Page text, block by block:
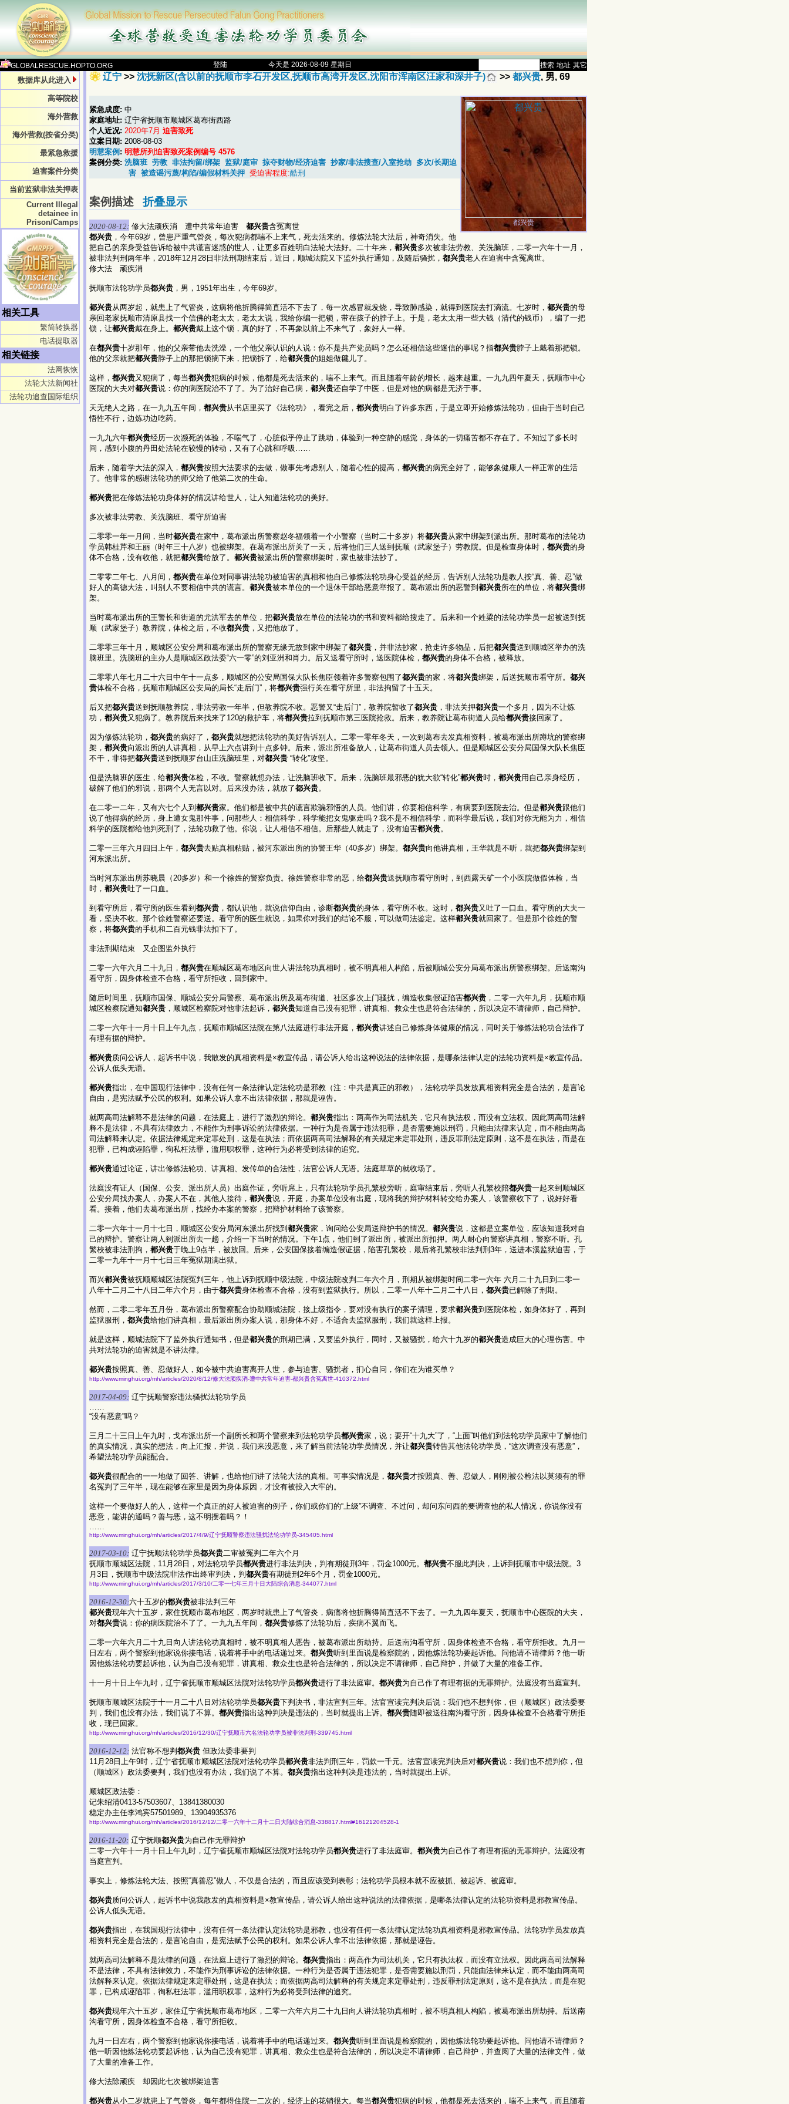
GLOBALRESCUE.HOPTO.ORG 登陆 今天是 2026-08-09 星期日 搜索 地址 其它
数据库从此进入
高等院校
海外营救
海外营救(按省分类)
最紧急救援
迫害案件分类
当前监狱非法关押表
Current Illegal
detainee in
Prison/Camps
相关工具
繁简转换器
电话提取器
相关链接
法网恢恢
法轮大法新闻社
法轮功追查国际组织
辽宁 >> 沈抚新区(含以前的抚顺市李石开发区,抚顺市高湾开发区,沈阳市浑南区汪家和深井子) >> 都兴贵, 男, 69
都兴贵
紧急成度: 中
家庭地址: 辽宁省抚顺市顺城区葛布街西路
个人近况: 2020年7月 迫害致死
立案日期: 2008-08-03
明慧案例 : 明慧所列迫害致死案例编号 4576
案例分类: 洗脑班 劳教 非法拘留/绑架 监狱/庭审 掠夺财物/经济迫害 抄家/非法搜查/入室抢劫 多次/长期迫
害 被造谣污蔑/构陷/编假材料关押 受迫害程度:酷刑
案例描述 折叠显示
2020-08-12: 修大法顽疾消 遭中共常年迫害 都兴贵含冤离世
都兴贵 ，今年69岁，曾患严重气管炎，每次犯病都喘不上来气，死去活来的。修炼法轮大法后，神奇消失。他
把自己的亲身受益告诉给被中共谎言迷惑的世人，让更多百姓明白法轮大法好。二十年来， 都兴贵多次被非法劳教、关洗脑班，二零一六年十一月，
被非法判刑两年半，2018年12月28日非法刑期结束后，近日，顺城法院又下监外执行通知，及随后骚扰， 都兴贵老人在迫害中含冤离世。
修大法 顽疾消
抚顺市法轮功学员都兴贵 ，男，1951年出生，今年69岁。
都兴贵从两岁起，就患上了气管炎，这病将他折腾得简直活不下去了，每一次感冒就发烧，导致肺感染，就得到医院去打滴流。七岁时， 都兴贵的母
亲回老家抚顺市清原县找一个信佛的老太太，老太太说，我给你编一把锁，带在孩子的脖子上。于是，老太太用一些大钱（清代的钱币），编了一把
锁，让都兴贵戴在身上。 都兴贵戴上这个锁，真的好了，不再象以前上不来气了，象好人一样。
在都兴贵十岁那年，他的父亲带他去洗澡，一个他父亲认识的人说：你不是共产党员吗？怎么还相信这些迷信的事呢？指都兴贵脖子上戴着那把锁。
他的父亲就把都兴贵脖子上的那把锁摘下来，把锁拆了，给都兴贵的姐姐做毽儿了。
这样， 都兴贵又犯病了，每当都兴贵犯病的时候，他都是死去活来的，喘不上来气。而且随着年龄的增长，越来越重。一九九四年夏天，抚顺市中心
医院的大夫对都兴贵说：你的病医院治不了了。为了治好自己病， 都兴贵还自学了中医，但是对他的病都是无济于事。
天无绝人之路，在一九九五年间， 都兴贵从书店里买了《法轮功》，看完之后， 都兴贵明白了许多东西，于是立即开始修炼法轮功，但由于当时自己
悟性不行，边炼功边吃药。
一九九六年都兴贵经历一次濒死的体验，不喘气了，心脏似乎停止了跳动，体验到一种空静的感觉，身体的一切痛苦都不存在了。不知过了多长时
间，感到小腹的丹田处法轮在较慢的转动，又有了心跳和呼吸……
后来，随着学大法的深入， 都兴贵按照大法要求的去做，做事先考虑别人，随着心性的提高， 都兴贵的病完全好了，能够象健康人一样正常的生活
了。他非常的感谢法轮功的师父给了他第二次的生命。
都兴贵把在修炼法轮功身体好的情况讲给世人，让人知道法轮功的美好。
多次被非法劳教、关洗脑班、看守所迫害
二零零一年一月间，当时都兴贵在家中，葛布派出所警察赵冬福领着一个小警察（当时二十多岁）将都兴贵从家中绑架到派出所。那时葛布的法轮功
学员韩桂芹和王丽（时年三十八岁）也被绑架。在葛布派出所关了一天，后将他们三人送到抚顺（武家堡子）劳教院。但是检查身体时， 都兴贵的身
体不合格，没有收他，就把都兴贵给放了。 都兴贵被派出所的警察绑架时，家也被非法抄了。
二零零二年七、八月间， 都兴贵在单位对同事讲法轮功被迫害的真相和他自己修炼法轮功身心受益的经历，告诉别人法轮功是教人按“真、善、忍”做
好人的高德大法，叫别人不要相信中共的谎言。 都兴贵被本单位的一个退休干部给恶意举报了。葛布派出所的恶警到都兴贵所在的单位，将都兴贵绑
架。
当时葛布派出所的王警长和街道的尤洪军去的单位，把都兴贵放在单位的法轮功的书和资料都给搜走了。后来和一个姓梁的法轮功学员一起被送到抚
顺（武家堡子）教养院，体检之后，不收都兴贵 ，又把他放了。
二零零三年十月，顺城区公安分局和葛布派出所的警察无缘无故到家中绑架了都兴贵 ，并非法抄家，抢走许多物品，后把都兴贵送到顺城区举办的洗
脑班里。洗脑班的主办人是顺城区政法委“六一零”的刘亚洲和肖力。后又送看守所时，送医院体检， 都兴贵的身体不合格，被释放。
二零零八年七月二十六日中午十一点多，顺城区的公安局国保大队长焦臣领着许多警察包围了都兴贵的家，将都兴贵绑架，后送抚顺市看守所。 都兴
贵体检不合格，抚顺市顺城区公安局的局长“走后门”，将都兴贵强行关在看守所里，非法拘留了十五天。
后又把都兴贵送到抚顺教养院，非法劳教一年半，但教养院不收。恶警又“走后门”，教养院暂收了都兴贵 ，非法关押都兴贵一个多月，因为不让炼
功， 都兴贵又犯病了。教养院后来找来了120的救护车，将都兴贵拉到抚顺市第三医院抢救。后来，教养院让葛布街道人员给都兴贵接回家了。
因为修炼法轮功， 都兴贵的病好了， 都兴贵就想把法轮功的美好告诉别人。二零一零年冬天，一次到葛布去发真相资料，被葛布派出所蹲坑的警察绑
架， 都兴贵向派出所的人讲真相，从早上六点讲到十点多钟。后来，派出所准备放人，让葛布街道人员去领人。但是顺城区公安分局国保大队长焦臣
不干，非得把都兴贵送到抚顺罗台山庄洗脑班里，对都兴贵 “转化”攻坚。
但是洗脑班的医生，给都兴贵体检，不收。警察就想办法，让洗脑班收下。后来，洗脑班最邪恶的犹大欲“转化”都兴贵时， 都兴贵用自己亲身经历，
破解了他们的邪说，那两个人无言以对。后来没办法，就放了都兴贵。
在二零一二年，又有六七个人到都兴贵家。他们都是被中共的谎言欺骗邪悟的人员。他们讲，你要相信科学，有病要到医院去治。但是都兴贵跟他们
说了他得病的经历，身上遭女鬼那件事，问那些人：相信科学，科学能把女鬼驱走吗？我不是不相信科学，而科学最后说，我们对你无能为力，相信
科学的医院都给他判死刑了，法轮功救了他。你说，让人相信不相信。后那些人就走了，没有迫害都兴贵。
二零一三年六月四日上午， 都兴贵去贴真相粘贴，被河东派出所的协警王华（40多岁）绑架。 都兴贵向他讲真相，王华就是不听，就把都兴贵绑架到
河东派出所。
当时河东派出所苏晓晨（20多岁）和一个徐姓的警察负责。徐姓警察非常的恶，给都兴贵送抚顺市看守所时，到西露天矿一个小医院做假体检，当
时， 都兴贵吐了一口血。
到看守所后，看守所的医生看到都兴贵 ，都认识他，就说信仰自由，诊断都兴贵的身体，看守所不收。这时， 都兴贵又吐了一口血。看守所的大夫一
看，坚决不收。那个徐姓警察还要送。看守所的医生就说，如果你对我们的结论不服，可以做司法鉴定。这样都兴贵就回家了。但是那个徐姓的警
察，将都兴贵的手机和二百元钱非法扣下了。
非法刑期结束 又企图监外执行
二零一六年六月二十九日， 都兴贵在顺城区葛布地区向世人讲法轮功真相时，被不明真相人构陷，后被顺城公安分局葛布派出所警察绑架。后送南沟
看守所，因身体检查不合格，看守所拒收，回到家中。
随后时间里，抚顺市国保、顺城公安分局警察、葛布派出所及葛布街道、社区多次上门骚扰，编造收集假证陷害都兴贵 ，二零一六年九月，抚顺市顺
城区检察院通知都兴贵 ，顺城区检察院对他非法起诉， 都兴贵知道自己没有犯罪，讲真相、救众生也是符合法律的，所以决定不请律师，自己辩护。
二零一六年十一月十日上午九点，抚顺市顺城区法院在第八法庭进行非法开庭， 都兴贵讲述自己修炼身体健康的情况，同时关于修炼法轮功合法作了
有理有据的辩护。
都兴贵质问公诉人，起诉书中说，我散发的真相资料是×教宣传品，请公诉人给出这种说法的法律依据，是哪条法律认定的法轮功资料是×教宣传品。
公诉人低头无语。
都兴贵指出，在中国现行法律中，没有任何一条法律认定法轮功是邪教（注：中共是真正的邪教），法轮功学员发放真相资料完全是合法的，是言论
自由，是宪法赋予公民的权利。如果公诉人拿不出法律依据，那就是诬告。
就两高司法解释不是法律的问题，在法庭上，进行了激烈的辩论。 都兴贵指出：两高作为司法机关，它只有执法权，而没有立法权。因此两高司法解
释不是法律，不具有法律效力，不能作为刑事诉讼的法律依据。一种行为是否属于违法犯罪，是否需要施以刑罚，只能由法律来认定，而不能由两高
司法解释来认定。依据法律规定来定罪处刑，这是在执法；而依据两高司法解释的有关规定来定罪处刑，违反罪刑法定原则，这不是在执法，而是在
犯罪，已构成诬陷罪，徇私枉法罪，滥用职权罪，这种行为必将受到法律的追究。
都兴贵通过论证，讲出修炼法轮功、讲真相、发传单的合法性，法官公诉人无语。法庭草草的就收场了。
法庭没有证人（国保、公安、派出所人员）出庭作证，旁听席上，只有法轮功学员孔繁校旁听，庭审结束后，旁听人孔繁校陪都兴贵一起来到顺城区
公安分局找办案人，办案人不在，其他人接待， 都兴贵说，开庭，办案单位没有出庭，现将我的辩护材料转交给办案人，该警察收下了，说好好看
看。接着，他们去葛布派出所，找经办本案的警察，把辩护材料给了该警察。
二零一六年十一月十七日，顺城区公安分局河东派出所找到都兴贵家，询问给公安局送辩护书的情况。 都兴贵说，这都是立案单位，应该知道我对自
己的辩护。警察让两人到派出所去一趟，介绍一下当时的情况。下午1点，他们到了派出所，被派出所扣押。两人耐心向警察讲真相，警察不听。孔
繁校被非法刑拘， 都兴贵于晚上9点半，被放回。后来，公安国保接着编造假证据，陷害孔繁校，最后将孔繁校非法判刑3年，送进本溪监狱迫害，于
二零一九年十一月十七日三年冤狱期满出狱。
而兴都兴贵被抚顺顺城区法院冤判三年，他上诉到抚顺中级法院，中级法院改判二年六个月，刑期从被绑架时间二零一六年 六月二十九日到二零一
八年十二月二十八日二年六个月，由于都兴贵身体检查不合格，没有到监狱执行。所以，二零一八年十二月二十八日， 都兴贵已解除了刑期。
然而，二零二零年五月份，葛布派出所警察配合协助顺城法院，接上级指令，要对没有执行的案子清理，要求都兴贵到医院体检，如身体好了，再到
监狱服刑， 都兴贵给他们讲真相，最后派出所办案人说，那身体不好，不适合去监狱服刑，我们就这样上报。
就是这样，顺城法院下了监外执行通知书，但是都兴贵的刑期已满，又要监外执行，同时，又被骚扰，给六十九岁的都兴贵造成巨大的心理伤害。中
共对法轮功的迫害就是不讲法律。
都兴贵按照真、善、忍做好人，如今被中共迫害离开人世，参与迫害、骚扰者，扪心自问，你们在为谁买单？
http://www.minghui.org/mh/articles/2020/8/12/修大法顽疾消-遭中共常年迫害-都兴贵含冤离世-410372.html
2017-04-09: 辽宁抚顺警察违法骚扰法轮功学员
“没有恶意”吗？
三月二十三日上午九时，戈布派出所一个副所长和两个警察来到法轮功学员都兴贵家，说；要开“十九大”了，“上面”叫他们到法轮功学员家中了解他们
的真实情况，真实的想法，向上汇报，并说，我们来没恶意，来了解当前法轮功学员情况，并让都兴贵转告其他法轮功学员，“这次调查没有恶意”，
希望法轮功学员能配合。
都兴贵很配合的一一地做了回答、讲解，也给他们讲了法轮大法的真相。可事实情况是， 都兴贵才按照真、善、忍做人，刚刚被公检法以莫须有的罪
名冤判了三年半，现在能够在家里是因为身体原因，才没有被投入大牢的。
这样一个要做好人的人，这样一个真正的好人被迫害的例子，你们或你们的“上级”不调查、不过问，却问东问西的要调查他的私人情况，你说你没有
恶意，能讲的通吗？善与恶，这不明摆着吗？！
http://www.minghui.org/mh/articles/2017/4/9/辽宁抚顺警察违法骚扰法轮功学员-345405.html
2017-03-10: 辽宁抚顺法轮功学员都兴贵二审被冤判二年六个月
抚顺市顺城区法院，11月28日，对法轮功学员都兴贵进行非法判决，判有期徒刑3年，罚金1000元。 都兴贵不服此判决，上诉到抚顺市中级法院。3
月3日，抚顺市中级法院非法作出终审判决，判都兴贵有期徒刑2年6个月，罚金1000元。
http://www.minghui.org/mh/articles/2017/3/10/二零一七年三月十日大陆综合消息-344077.html
2016-12-30:六十五岁的都兴贵被非法判三年
都兴贵现年六十五岁，家住抚顺市葛布地区，两岁时就患上了气管炎，病痛将他折腾得简直活不下去了。一九九四年夏天，抚顺市中心医院的大夫，
对都兴贵说：你的病医院治不了了。一九九五年间， 都兴贵修炼了法轮功后，疾病不翼而飞。
二零一六年六月二十九日向人讲法轮功真相时，被不明真相人恶告，被葛布派出所劫持。后送南沟看守所，因身体检查不合格，看守所拒收。九月一
日左右，两个警察到他家说你接电话，说着将手中的电话递过来。 都兴贵听到里面说是检察院的，因他炼法轮功要起诉他。问他请不请律师？他一听
因他炼法轮功要起诉他，认为自己没有犯罪，讲真相、救众生也是符合法律的，所以决定不请律师，自己辩护，并做了大量的准备工作。
十一月十日上午九时，辽宁省抚顺市顺城区法院对法轮功学员都兴贵进行了非法庭审。 都兴贵为自己作了有理有据的无罪辩护。法庭没有当庭宣判。
抚顺市顺城区法院于十一月二十八日对法轮功学员都兴贵下判决书，非法宣判三年。法官宣读完判决后说：我们也不想判你，但（顺城区）政法委要
判，我们也没有办法，我们说了不算。 都兴贵指出这种判决是违法的，当时就提出上诉。 都兴贵随即被送往南沟看守所，因身体检查不合格看守所拒
收，现已回家。
http://www.minghui.org/mh/articles/2016/12/30/辽宁抚顺市六名法轮功学员被非法判刑-339745.html
2016-12-12: 法官称不想判都兴贵 但政法委非要判
11月28日上午9时，辽宁省抚顺市顺城区法院对法轮功学员都兴贵非法判刑三年，罚款一千元。法官宣读完判决后对都兴贵说：我们也不想判你，但
（顺城区）政法委要判，我们也没有办法，我们说了不算。 都兴贵指出这种判决是违法的，当时就提出上诉。
顺城区政法委：
记朱绍清0413-57503607、13841380030
稳定办主任李鸿宾57501989、13904935376
http://www.minghui.org/mh/articles/2016/12/12/二零一六年十二月十二日大陆综合消息-338817.html#16121204528-1
2016-11-20: 辽宁抚顺都兴贵为自己作无罪辩护
二零一六年十一月十日上午九时，辽宁省抚顺市顺城区法院对法轮功学员都兴贵进行了非法庭审。 都兴贵为自己作了有理有据的无罪辩护。法庭没有
当庭宣判。
事实上，修炼法轮大法、按照“真善忍”做人，不仅是合法的，而且应该受到表彰；法轮功学员根本就不应被抓、被起诉、被庭审。
都兴贵质问公诉人，起诉书中说我散发的真相资料是×教宣传品，请公诉人给出这种说法的法律依据，是哪条法律认定的法轮功资料是邪教宣传品。
公诉人低头无语。
都兴贵指出，在我国现行法律中，没有任何一条法律认定法轮功是邪教，也没有任何一条法律认定法轮功真相资料是邪教宣传品。法轮功学员发放真
相资料完全是合法的，是言论自由，是宪法赋予公民的权利。如果公诉人拿不出法律依据，那就是诬告。
就两高司法解释不是法律的问题，在法庭上进行了激烈的辩论。 都兴贵指出：两高作为司法机关，它只有执法权，而没有立法权。因此两高司法解释
不是法律，不具有法律效力，不能作为刑事诉讼的法律依据。一种行为是否属于违法犯罪，是否需要施以刑罚，只能由法律来认定，而不能由两高司
法解释来认定。依据法律规定来定罪处刑，这是在执法；而依据两高司法解释的有关规定来定罪处刑，违反罪刑法定原则，这不是在执法，而是在犯
罪，已构成诬陷罪，徇私枉法罪，滥用职权罪，这种行为必将受到法律的追究。
都兴贵现年六十五岁，家住辽宁省抚顺市葛布地区，二零一六年六月二十九日向人讲法轮功真相时，被不明真相人构陷，被葛布派出所劫持。后送南
沟看守所，因身体检查不合格，看守所拒收。
九月一日左右，两个警察到他家说你接电话，说着将手中的电话递过来。 都兴贵听到里面说是检察院的，因他炼法轮功要起诉他。问他请不请律师？
他一听因他炼法轮功要起诉他，认为自己没有犯罪，讲真相、救众生也是符合法律的，所以决定不请律师，自己辩护，并查阅了大量的法律文件，做
了大量的准备工作。
修大法除顽疾 却因此七次被绑架迫害
都兴贵从小二岁就患上了气管炎，每年都得住院一二次的，经济上的花销很大。每当都兴贵犯病的时候，他都是死去活来的，喘不上来气，而且随着